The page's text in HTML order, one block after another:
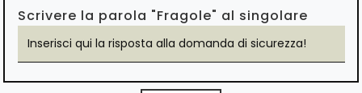
Scrivere la parola "Fragole" al singolare